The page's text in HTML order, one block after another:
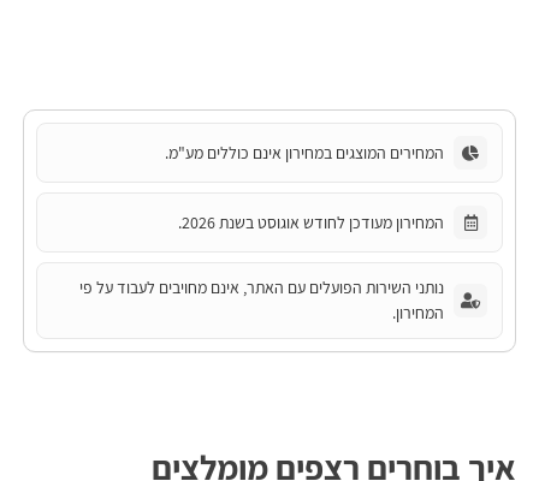
המחירים המוצגים במחירון אינם כוללים מע"מ.
המחירון מעודכן לחודש אוגוסט בשנת 2026.
נותני השירות הפועלים עם האתר, אינם מחויבים לעבוד על פי
המחירון.
איך בוחרים רצפים מומלצים